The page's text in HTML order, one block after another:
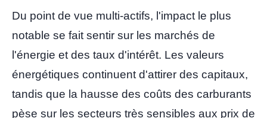
Du point de vue multi-actifs, l'impact le plus
notable se fait sentir sur les marchés de
l'énergie et des taux d'intérêt. Les valeurs
énergétiques continuent d'attirer des capitaux,
tandis que la hausse des coûts des carburants
pèse sur les secteurs très sensibles aux prix de